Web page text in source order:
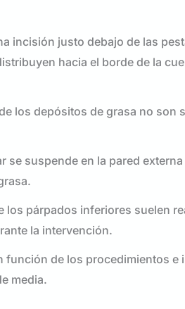
incisión justo debajo de las
hacia el borde de la
los depósitos de grasa no son
suspende en la pared
los párpados inferiores suelen
la intervención.
de los procedimientos e
media.